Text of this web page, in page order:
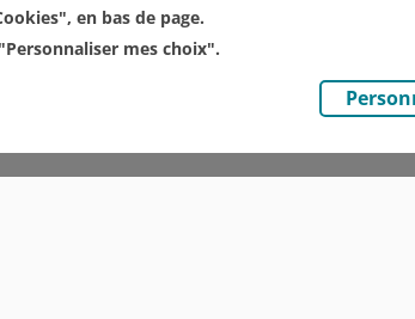
en bas de page.
mes choix".